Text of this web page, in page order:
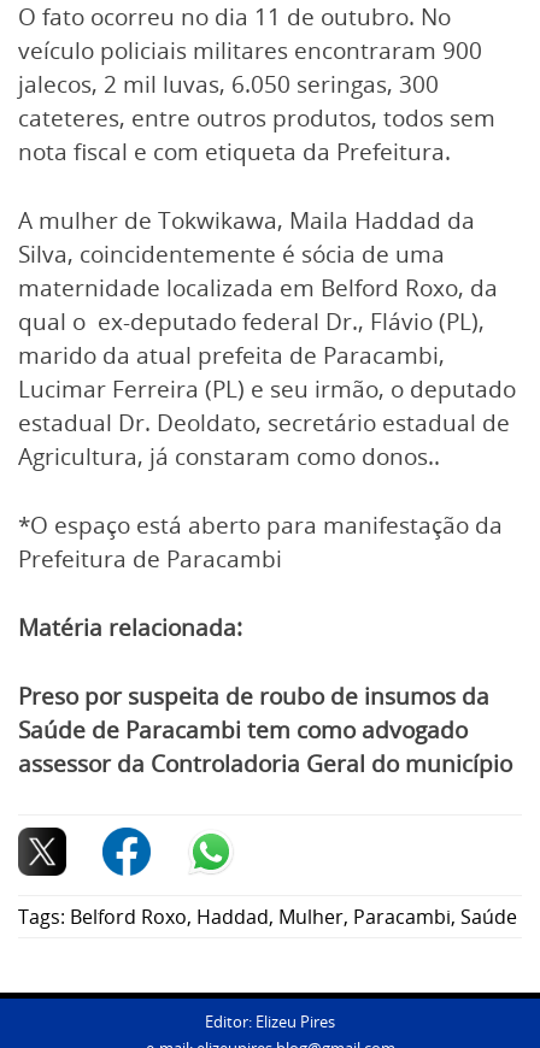
O fato ocorreu no dia 11 de outubro. No
veículo policiais militares encontraram 900
jalecos, 2 mil luvas, 6.050 seringas, 300
cateteres, entre outros produtos, todos sem
nota fiscal e com etiqueta da Prefeitura.
A mulher de Tokwikawa, Maila Haddad da
Silva, coincidentemente é sócia de uma
maternidade localizada em Belford Roxo, da
qual o ex-deputado federal Dr., Flávio (PL),
marido da atual prefeita de Paracambi,
Lucimar Ferreira (PL) e seu irmão, o deputado
estadual Dr. Deoldato, secretário estadual de
Agricultura, já constaram como donos..
*O espaço está aberto para manifestação da
Prefeitura de Paracambi
Matéria relacionada:
Preso por suspeita de roubo de insumos da
Saúde de Paracambi tem como advogado
assessor da Controladoria Geral do município
Tags: Belford Roxo, Haddad, Mulher, Paracambi, Saúde
Editor: Elizeu Pires